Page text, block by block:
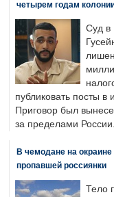
четырем годам
Суд в
публиковать посты в
Приговор был
за пределами России.
В чемодане на
пропавшей россиянки
Тело